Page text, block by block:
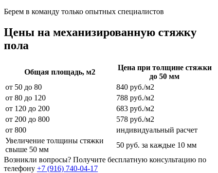
Берем в команду только опытных специалистов
Цены на механизированную стяжку
пола
Общая площадь, м2
Цена при толщине стяжки
до 50 мм
от 50 до 80
840 руб./м2
от 80 до 120
788 руб./м2
от 120 до 200
683 руб./м2
от 200 до 800
578 руб./м2
от 800
индивидуальный расчет
Увеличение толщины стяжки
свыше 50 мм
50 руб. за каждые 10 мм
Возникли вопросы? Получите бесплатную консультацию по
телефону +7 (916) 740-04-17